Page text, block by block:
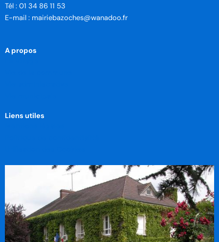
Tél : 01 34 86 11 53
E-mail : mairiebazoches@wanadoo.fr
A propos
Liens utiles